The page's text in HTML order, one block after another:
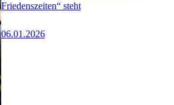
Friedenszeiten“ steht
06.01.2026